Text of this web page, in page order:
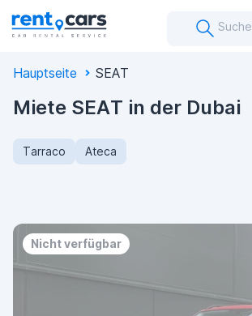
Suche
Hauptseite SEAT
Miete SEAT in der Dubai
Tarraco Ateca
Nicht verfügbar